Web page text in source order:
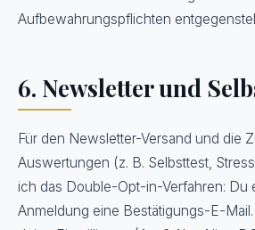
Aufbewahrungspflichten
6. Newsletter und
Für den Newsletter-Versand und die
Auswertungen (z. B. Selbsttest,
ich das Double-Opt-in-Verfahren: Du
Anmeldung eine Bestätigungs-E-